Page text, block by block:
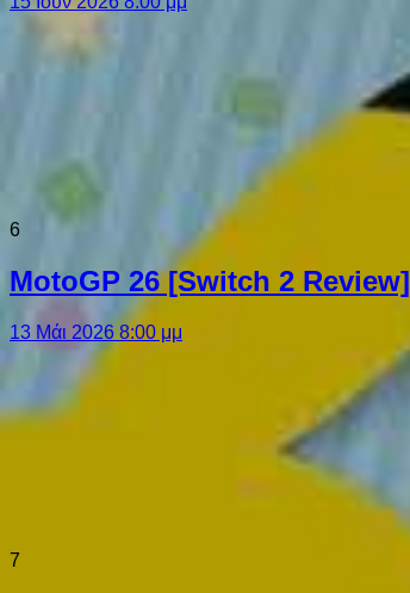
6
MotoGP 26 [Switch 2 Review]
13 Μάι 2026 8:00 μμ
7